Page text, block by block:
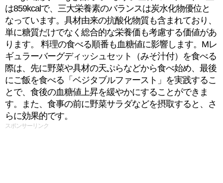
は859kcalで、三大栄養素のバランスは炭水化物優位と
なっています。具材由来の抗酸化物質も含まれており、
単に糖質だけでなく総合的な栄養価も考慮する価値があ
ります。 料理の食べる順番も血糖値に影響します。Mレ
ギュラーバーグディッシュセット（みそ汁付）を食べる
際は、先に野菜や具材の天ぷらなどから食べ始め、最後
にご飯を食べる「ベジタブルファースト」を実践するこ
とで、食後の血糖値上昇を緩やかにすることができま
す。また、食事の前に野菜サラダなどを摂取すると、さ
らに効果的です。
スポンサーリンク